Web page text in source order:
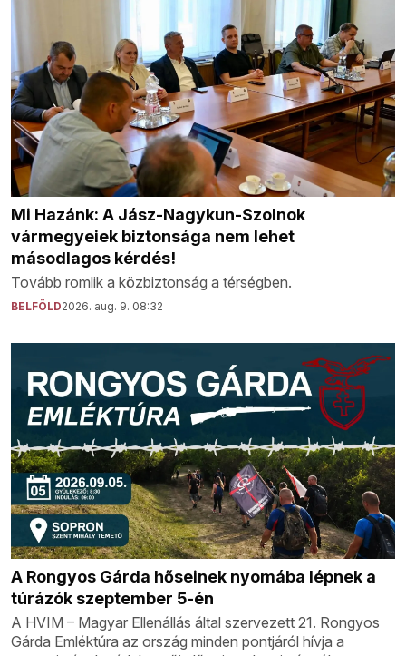
Mi Hazánk: A Jász-Nagykun-Szolnok
vármegyeiek biztonsága nem lehet
másodlagos kérdés!
Tovább romlik a közbiztonság a térségben.
BELFÖLD2026. aug. 9. 08:32
A Rongyos Gárda hőseinek nyomába lépnek a
túrázók szeptember 5-én
A HVIM – Magyar Ellenállás által szervezett 21. Rongyos
Gárda Emléktúra az ország minden pontjáról hívja a